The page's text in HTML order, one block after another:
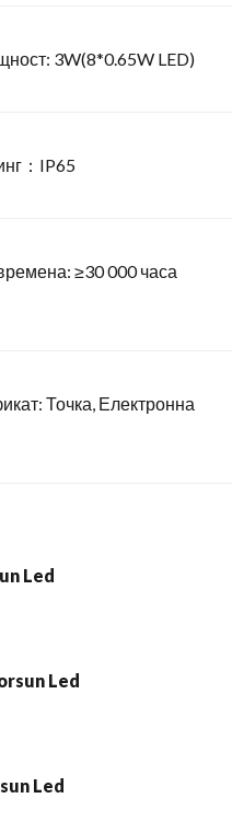
3W(8*0.65W LED)
：IP65
≥30 000 часа
Точка, Електронна